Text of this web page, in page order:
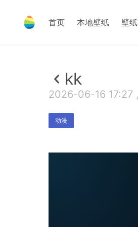
首页 本地壁纸 壁
kk
2026-06-16 17:27
动漫